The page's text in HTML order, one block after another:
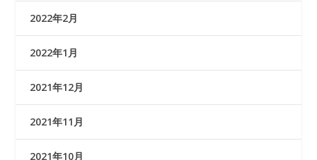
2022年2月
2022年1月
2021年12月
2021年11月
2021年10月